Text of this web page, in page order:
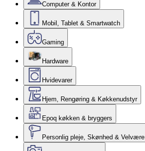
Computer & Kontor
Mobil, Tablet & Smartwatch
Gaming
Hardware
Hvidevarer
Hjem, Rengøring & Køkkenudstyr
Epoq køkken & bryggers
Personlig pleje, Skønhed & Velvære